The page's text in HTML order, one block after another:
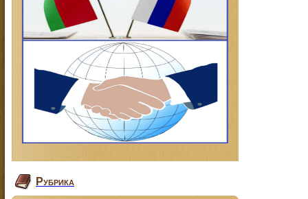
Рубрика